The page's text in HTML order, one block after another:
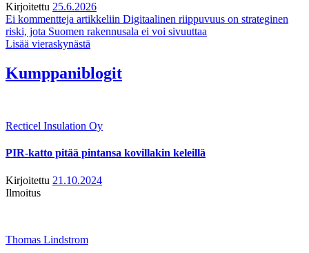
Kirjoitettu 25.6.2026
Ei kommentteja artikkeliin Digitaalinen riippuvuus on strateginen
riski, jota Suomen rakennusala ei voi sivuuttaa
Lisää vieraskynästä
Kumppaniblogit
Recticel Insulation Oy
PIR-katto pitää pintansa kovillakin keleillä
Kirjoitettu 21.10.2024
Ilmoitus
Thomas Lindstrom